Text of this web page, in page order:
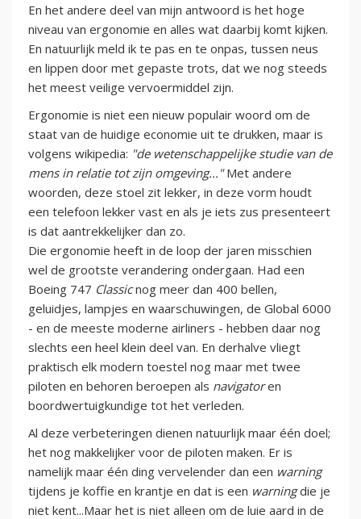
En het andere deel van mijn antwoord is het hoge
niveau van ergonomie en alles wat daarbij komt kijken.
En natuurlijk meld ik te pas en te onpas, tussen neus
en lippen door met gepaste trots, dat we nog steeds
het meest veilige vervoermiddel zijn.
Ergonomie is niet een nieuw populair woord om de
staat van de huidige economie uit te drukken, maar is
volgens wikipedia: "de wetenschappelijke studie van de
mens in relatie tot zijn omgeving..."Met andere
woorden, deze stoel zit lekker, in deze vorm houdt
een telefoon lekker vast en als je iets zus presenteert
is dat aantrekkelijker dan zo.
Die ergonomie heeft in de loop der jaren misschien
wel de grootste verandering ondergaan. Had een
Boeing 747 Classicnog meer dan 400 bellen,
geluidjes, lampjes en waarschuwingen, de Global 6000
- en de meeste moderne airliners - hebben daar nog
slechts een heel klein deel van. En derhalve vliegt
praktisch elk modern toestel nog maar met twee
piloten en behoren beroepen als navigatoren
boordwertuigkundige tot het verleden.
Al deze verbeteringen dienen natuurlijk maar één doel;
het nog makkelijker voor de piloten maken. Er is
namelijk maar één ding vervelender dan een warning
tijdens je koffie en krantje en dat is een warningdie je
niet kent...Maar het is niet alleen om de luie aard in de